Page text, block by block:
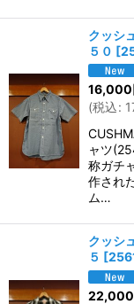
クッシ
５０ [
16,000
(税込:
ャツ
称ガチ
作され
ム…
クッシ
５ [
22,000